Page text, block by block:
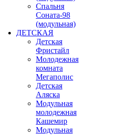
Спальня
Соната-98
(модульная)
ДЕТСКАЯ
Детская
Фристайл
Молодежная
комната
Мегаполис
Детская
Аляска
Модульная
молодежная
Кашемир
Модульная